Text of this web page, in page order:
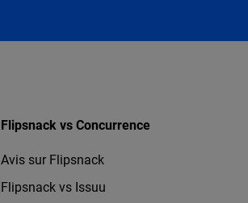
Flipsnack vs Concurrence
Avis sur Flipsnack
Flipsnack vs Issuu